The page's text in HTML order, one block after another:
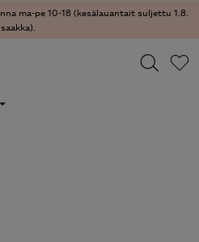
ma-pe 10-18 (kesälauantait suljettu 1.8.
saakka).
results.